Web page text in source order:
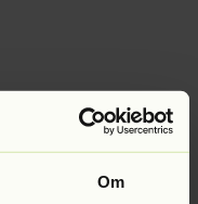
Om